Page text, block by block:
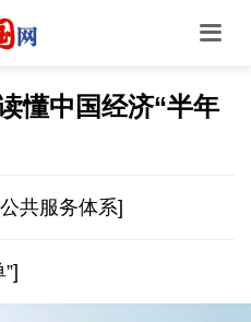
懂中国经济“半年
共服务体系]